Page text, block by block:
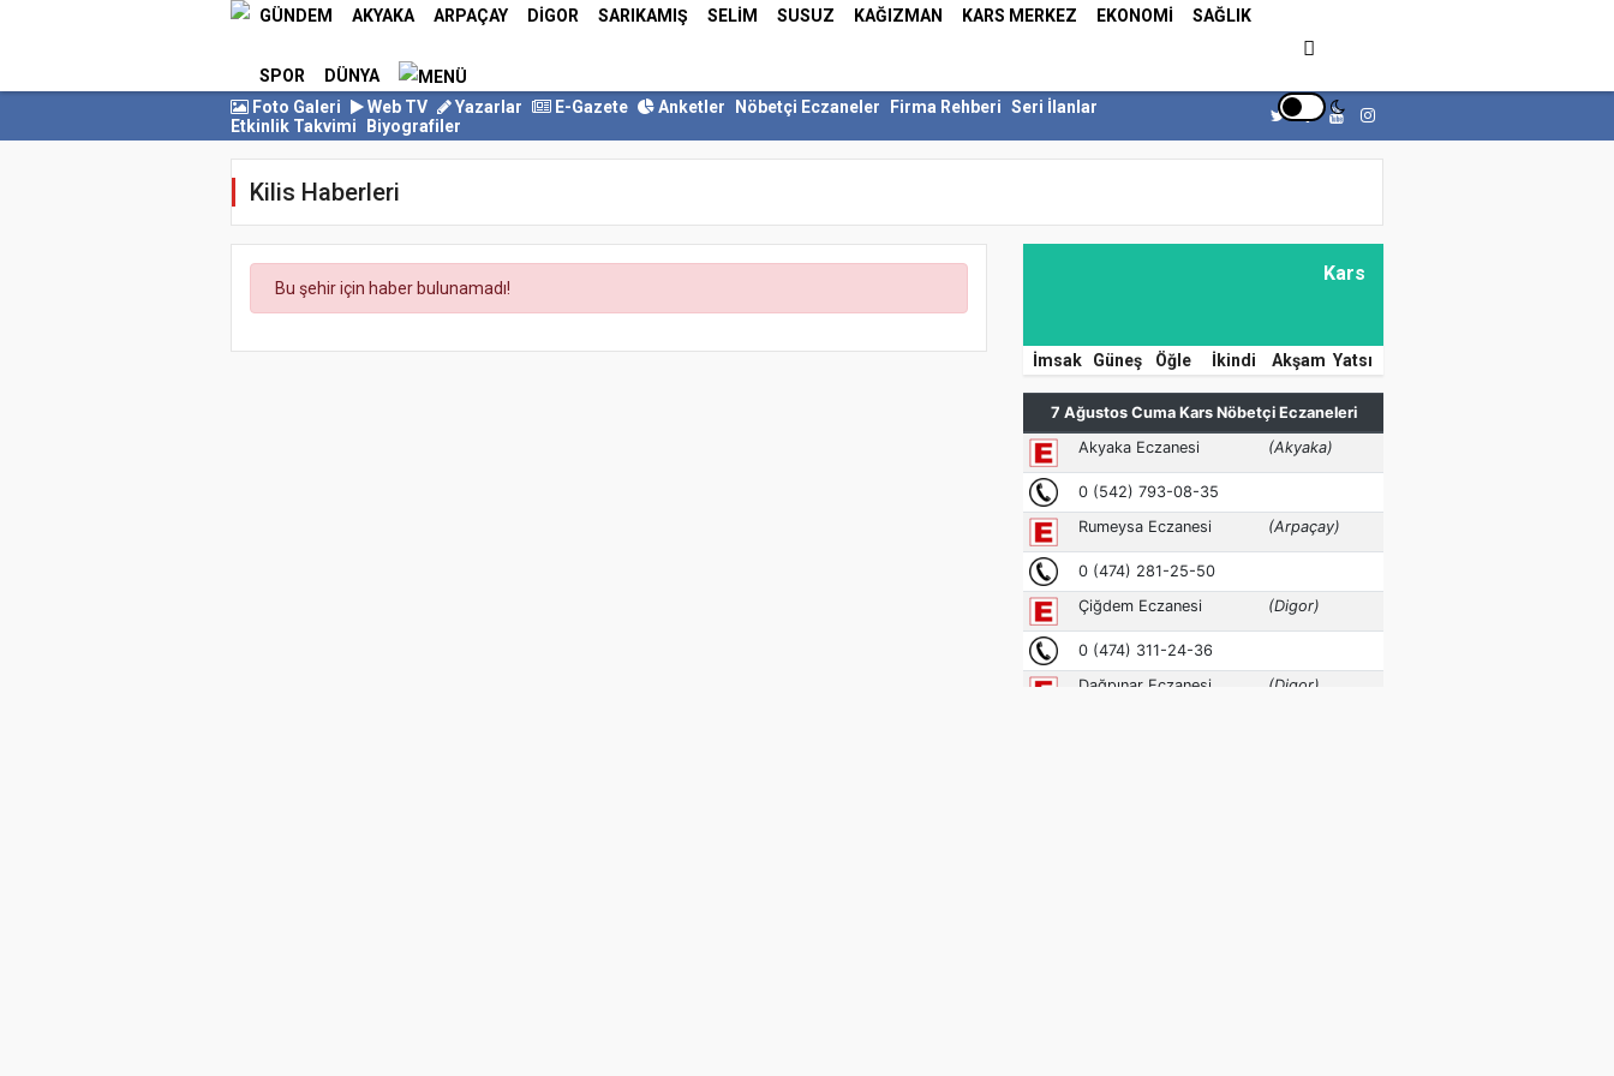
GÜNDEM AKYAKA ARPAÇAY DİGOR SARIKAMIŞ SELİM SUSUZ KAĞIZMAN KARS MERKEZ EKONOMİ SAĞLIK
SPOR
DÜNYA
Foto Galeri
Web TV Yazarlar E-Gazete Anketler Nöbetçi Eczaneler Firma Rehberi Seri İlanlar
Etkinlik Takvimi
Biyografiler
Kilis Haberleri
Bu şehir için haber bulunamadı!
Kars
İmsak Güneş Öğle İkindi Akşam Yatsı